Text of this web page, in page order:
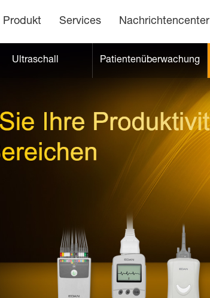
Produkt Services Nachrichtencenter
Ultraschall Patientenüberwachung